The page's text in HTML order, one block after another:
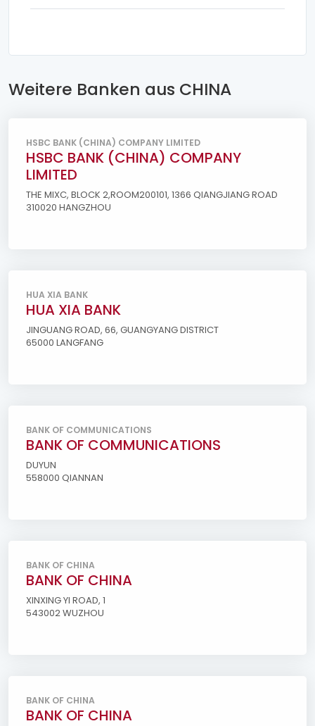
Weitere Banken aus CHINA
HSBC BANK (CHINA) COMPANY LIMITED
HSBC BANK (CHINA) COMPANY
LIMITED
THE MIXC, BLOCK 2,ROOM200101, 1366 QIANGJIANG ROAD
310020 HANGZHOU
HUA XIA BANK
HUA XIA BANK
JINGUANG ROAD, 66, GUANGYANG DISTRICT
65000 LANGFANG
BANK OF COMMUNICATIONS
BANK OF COMMUNICATIONS
DUYUN
558000 QIANNAN
BANK OF CHINA
BANK OF CHINA
XINXING YI ROAD, 1
543002 WUZHOU
BANK OF CHINA
BANK OF CHINA